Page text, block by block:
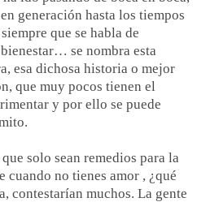
generación hasta los tiempos
que se habla de
se nombra esta
esa dichosa historia o mejor
que muy pocos tienen el
y por ello se puede
solo sean remedios para la
cuando no tienes amor , ¿qué
contestarían muchos. La gente